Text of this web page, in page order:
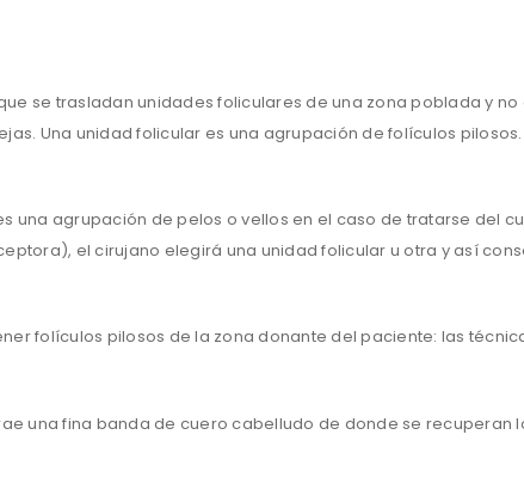
se trasladan unidades foliculares de una zona poblada y
Una unidad folicular es una agrupación de folículos
una agrupación de pelos o vellos en el caso de tratarse del
el cirujano elegirá una unidad folicular u otra y así
folículos pilosos de la zona donante del paciente: las técnicas
una fina banda de cuero cabelludo de donde se recuperan